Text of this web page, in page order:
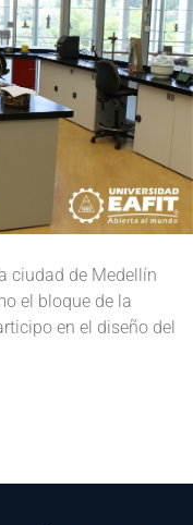
ciudad de Medellín
el bloque de la
en el diseño del